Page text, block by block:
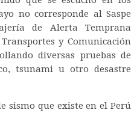
no corresponde al Saspe
de Alerta Temprana
y Comunicación
diversas pruebas de
tsunami u otro desastre
sismo que existe en el Perú